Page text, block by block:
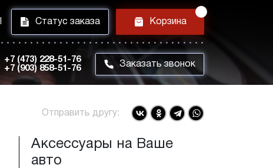
i Статус заказа h Корзина
+7 (473) 228-51-76
+7 (903) 858-51-76
m Заказать звонок
Отправить другу:
Аксессуары на Ваше
авто